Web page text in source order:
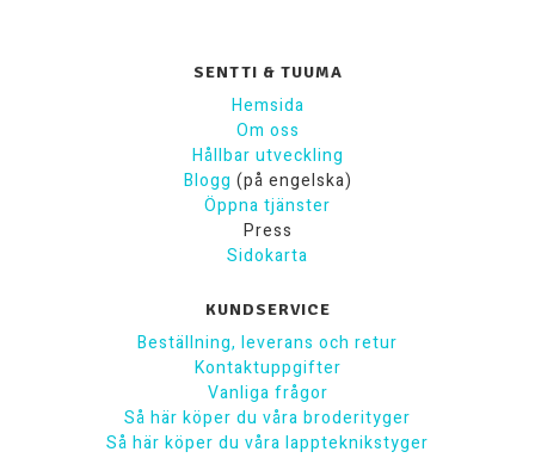
SENTTI & TUUMA
Hemsida
Om oss
Hållbar utveckling
Blogg (på engelska)
Öppna tjänster
Press
Sidokarta
KUNDSERVICE
Beställning, leverans och retur
Kontaktuppgifter
Vanliga frågor
Så här köper du våra broderityger
Så här köper du våra lappteknikstyger